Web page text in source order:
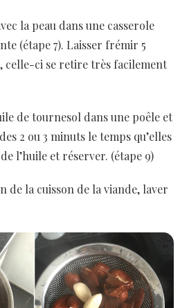
la peau dans une casserole
(étape 7). Laisser frémir 5
celle-ci se retire très facilement
de tournesol dans une poêle et
2 ou 3 minuts le temps qu’elles
l’huile et réserver. (étape 9)
de la cuisson de la viande, laver